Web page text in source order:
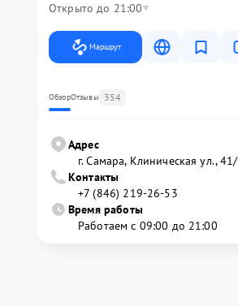
Открыто до 21:00
Маршрут
ОбзорОтзывы 354
Адрес
г. Самара, Клиническая ул.,
Контакты
+7 (846) 219-26-53
Время работы
Работаем с 09:00 до 21:00